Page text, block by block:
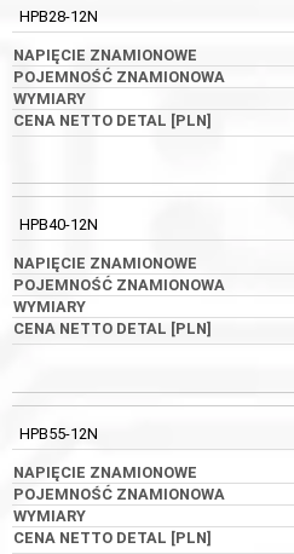
HPB28-12N
HPB40-12N
HPB55-12N